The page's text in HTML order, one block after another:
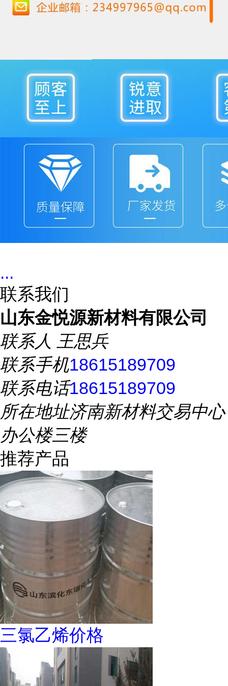
...
联系我们
山东金悦源新材料有限公司
联系人 王思兵
联系手机18615189709
联系电话18615189709
所在地址济南新材料交易中心
办公楼三楼
推荐产品
三氯乙烯价格